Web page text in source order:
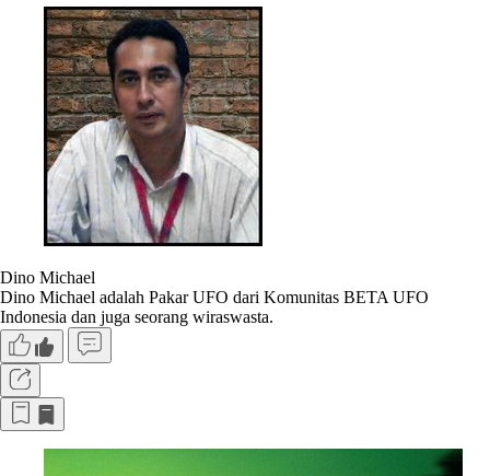
Dino Michael
Dino Michael adalah Pakar UFO dari Komunitas BETA UFO
Indonesia dan juga seorang wiraswasta.